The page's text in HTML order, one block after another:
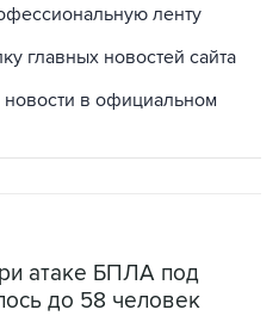
ленту
главных новостей сайта
в официальном
атаке БПЛА под
до 58 человек